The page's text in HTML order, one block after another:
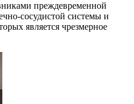
преждевременной
сосудистой системы и
является чрезмерное